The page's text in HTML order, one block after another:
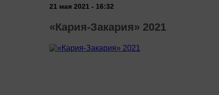
21 мая 2021 - 16:32
«Кария-Закария» 2021